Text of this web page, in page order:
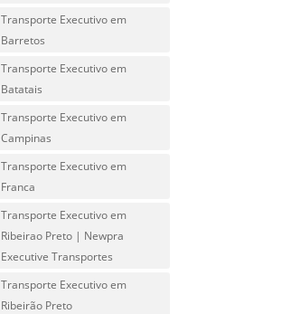
Transporte Executivo em
Barretos
Transporte Executivo em
Batatais
Transporte Executivo em
Campinas
Transporte Executivo em
Franca
Transporte Executivo em
Ribeirao Preto | Newpra
Executive Transportes
Transporte Executivo em
Ribeirão Preto